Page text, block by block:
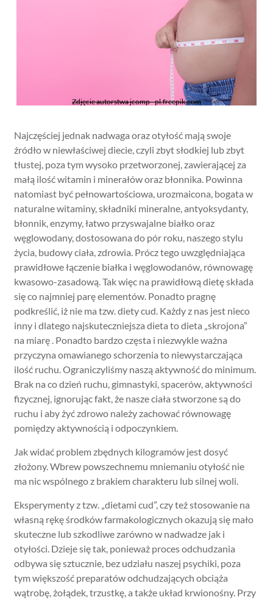
Zdjęcie autorstwa jcomp - pl.freepik.com
Najczęściej jednak nadwaga oraz otyłość mają swoje
źródło w niewłaściwej diecie, czyli zbyt słodkiej lub zbyt
tłustej, poza tym wysoko przetworzonej, zawierającej za
małą ilość witamin i minerałów oraz błonnika. Powinna
natomiast być pełnowartościowa, urozmaicona, bogata w
naturalne witaminy, składniki mineralne, antyoksydanty,
błonnik, enzymy, łatwo przyswajalne białko oraz
węglowodany, dostosowana do pór roku, naszego stylu
życia, budowy ciała, zdrowia. Prócz tego uwzględniająca
prawidłowe łączenie białka i węglowodanów, równowagę
kwasowo-zasadową. Tak więc na prawidłową dietę składa
się co najmniej parę elementów. Ponadto pragnę
podkreślić, iż nie ma tzw. diety cud. Każdy z nas jest nieco
inny i dlatego najskuteczniejsza dieta to dieta „skrojona”
na miarę . Ponadto bardzo częsta i niezwykle ważna
przyczyna omawianego schorzenia to niewystarczająca
ilość ruchu. Ograniczyliśmy naszą aktywność do minimum.
Brak na co dzień ruchu, gimnastyki, spacerów, aktywności
fizycznej, ignorując fakt, że nasze ciała stworzone są do
ruchu i aby żyć zdrowo należy zachować równowagę
pomiędzy aktywnością i odpoczynkiem.
Jak widać problem zbędnych kilogramów jest dosyć
złożony. Wbrew powszechnemu mniemaniu otyłość nie
ma nic wspólnego z brakiem charakteru lub silnej woli.
Eksperymenty z tzw. „dietami cud”, czy też stosowanie na
własną rękę środków farmakologicznych okazują się mało
skuteczne lub szkodliwe zarówno w nadwadze jak i
otyłości. Dzieje się tak, ponieważ proces odchudzania
odbywa się sztucznie, bez udziału naszej psychiki, poza
tym większość preparatów odchudzających obciąża
wątrobę, żołądek, trzustkę, a także układ krwionośny. Przy